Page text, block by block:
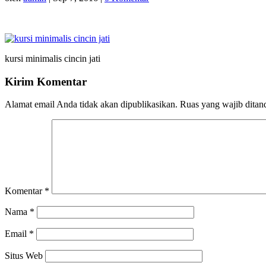
kursi minimalis cincin jati
Kirim Komentar
Alamat email Anda tidak akan dipublikasikan. Ruas yang wajib
Komentar *
Nama *
Email *
Situs Web